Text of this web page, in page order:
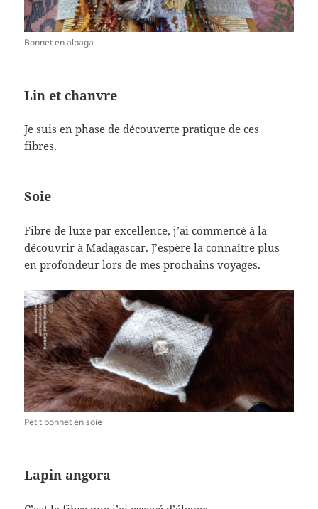
Bonnet en alpaga
Lin et chanvre
Je suis en phase de découverte pratique de ces
fibres.
Soie
Fibre de luxe par excellence, j’ai commencé à la
découvrir à Madagascar. J’espère la connaître plus
en profondeur lors de mes prochains voyages.
Petit bonnet en soie
Lapin angora